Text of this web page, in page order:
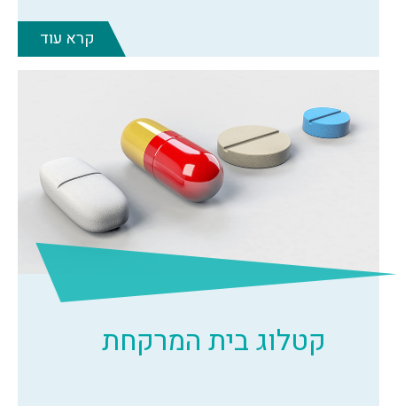
קרא עוד
קטלוג בית המרקחת